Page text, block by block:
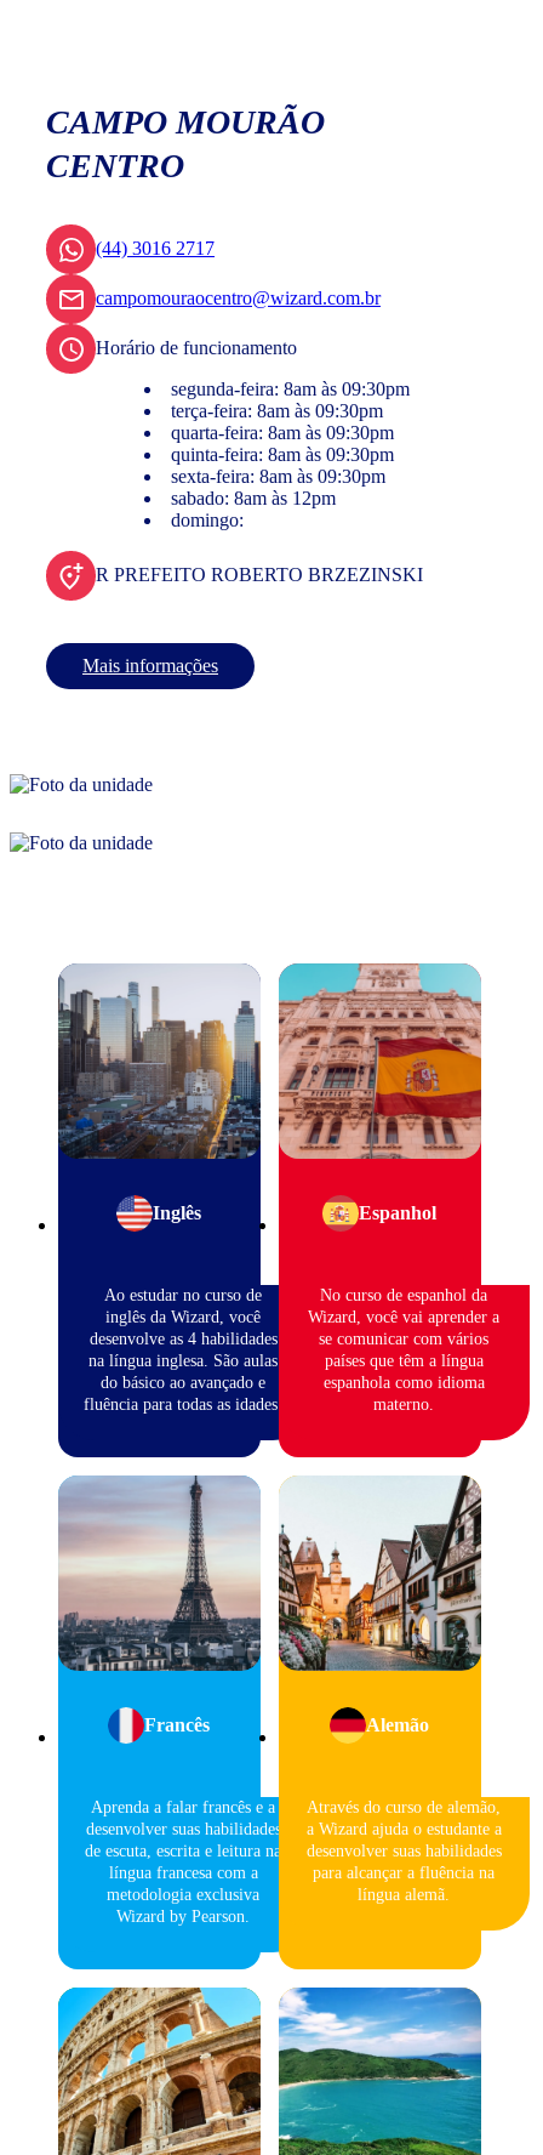
CAMPO MOURÃO
CENTRO
(44) 3016 2717
campomouraocentro@wizard.com.br
Horário de funcionamento
segunda-feira: 8am às 09:30pm
terça-feira: 8am às 09:30pm
quarta-feira: 8am às 09:30pm
quinta-feira: 8am às 09:30pm
sexta-feira: 8am às 09:30pm
sabado: 8am às 12pm
domingo:
R PREFEITO ROBERTO BRZEZINSKI
Mais informações
Inglês
Ao estudar no curso de
inglês da Wizard, você
desenvolve as 4 habilidades
na língua inglesa. São aulas
do básico ao avançado e
fluência para todas as idades.
Espanhol
No curso de espanhol da
Wizard, você vai aprender a
se comunicar com vários
países que têm a língua
espanhola como idioma
materno.
Francês
Aprenda a falar francês e a
desenvolver suas habilidades
de escuta, escrita e leitura na
língua francesa com a
metodologia exclusiva
Wizard by Pearson.
Alemão
Através do curso de alemão,
a Wizard ajuda o estudante a
desenvolver suas habilidades
para alcançar a fluência na
língua alemã.